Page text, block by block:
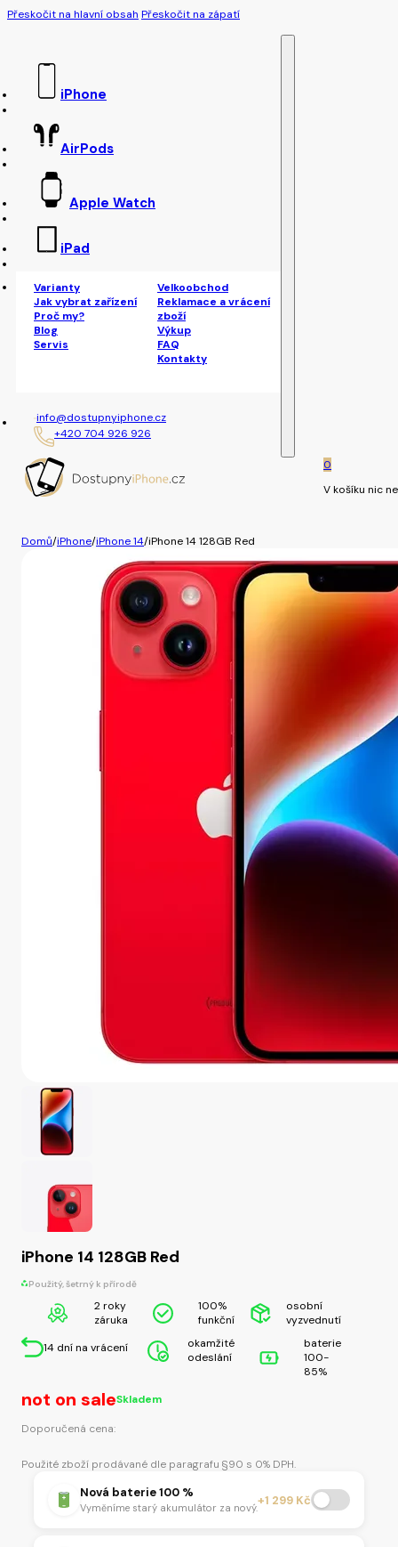
Přeskočit na hlavní obsah Přeskočit na zápatí
iPhone
AirPods
Apple Watch
iPad
Varianty
Jak vybrat zařízení
Proč my?
Blog
Servis
Velkoobchod
Reklamace a vrácení
zboží
Výkup
FAQ
Kontakty
info@dostupnyiphone.cz
+420 704 926 926
0
V košíku nic
Domů/iPhone/iPhone 14/iPhone 14 128GB Red
iPhone 14 128GB Red
Použitý, šetrný k přírodě
2 roky
záruka
100%
funkční
osobní
vyzvednutí
14 dní na vrácení
okamžité
odeslání
baterie
100-
85%
not on saleSkladem
Doporučená cena:
Použité zboží prodávané dle paragrafu §90 s 0% DPH.
Nová baterie 100 %
Vyměníme starý akumulátor za nový.+1 299 Kč